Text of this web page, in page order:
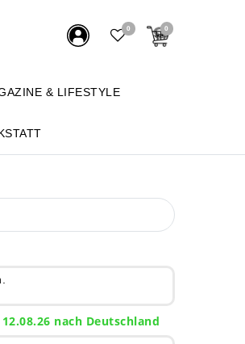
0 0
& LIFESTYLE
nach Deutschland